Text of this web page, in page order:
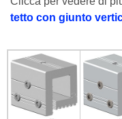
tetto con giunto